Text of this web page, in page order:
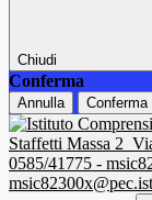
Chiudi
Conferma
Annulla Conferma
Staffetti Massa 2
0585/41775 -